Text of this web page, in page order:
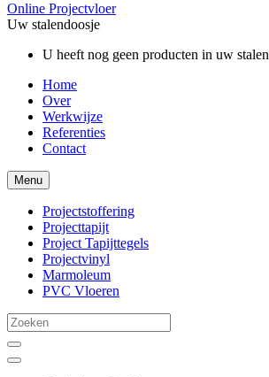
Online Projectvloer
Uw stalendoosje
U heeft nog geen producten in uw
Home
Over
Werkwijze
Referenties
Contact
Menu
Projectstoffering
Projecttapijt
Project Tapijttegels
Projectvinyl
Marmoleum
PVC Vloeren